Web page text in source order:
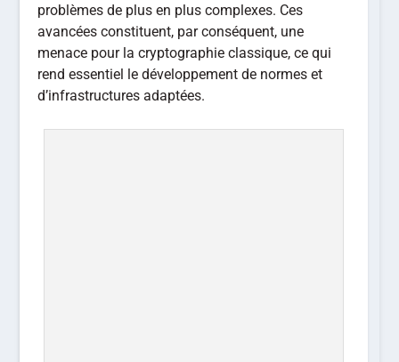
problèmes de plus en plus complexes. Ces
avancées constituent, par conséquent, une
menace pour la cryptographie classique, ce qui
rend essentiel le développement de normes et
d’infrastructures adaptées.